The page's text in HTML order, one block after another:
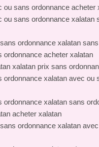
ou sans ordonnance acheter
ou sans ordonnance xalatan
ordonnance xalatan
ordonnance acheter xalatan
xalatan prix sans
ordonnance xalatan avec ou
ordonnance xalatan sans
acheter xalatan
ordonnance xalatan